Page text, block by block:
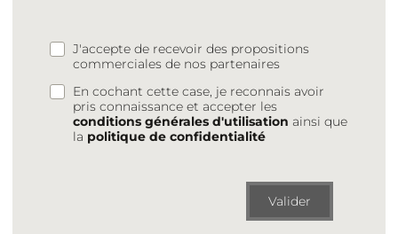
J'accepte de recevoir des propositions
commerciales de nos partenaires
En cochant cette case, je reconnais avoir
pris connaissance et accepter les
conditions générales d'utilisation ainsi que
la politique de confidentialité
Valider